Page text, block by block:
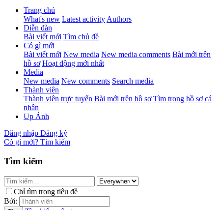
Trang chủ
What's new Latest activityAuthors
Diễn đàn
Bài viết mới Tìm chủ đề
Có gì mới
Bài viết mới New media New media comments Bài mới trên
hồ sơ Hoạt động mới nhất
Media
New media New comments Search media
Thành viên
Thành viên trực tuyến Bài mới trên hồ sơ Tìm trong hồ sơ cá
nhân
Up Ảnh
Đăng nhập Đăng ký
Có gì mới? Tìm kiếm
Tìm kiếm
Chỉ tìm trong tiêu đề
Bởi: